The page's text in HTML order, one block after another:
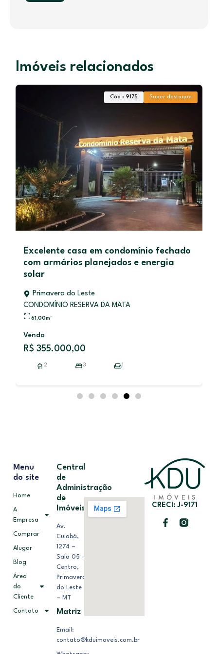
Imóveis relacionados
Cód : 9175 Super destaque
Excelente casa em condomínio fechado
com armários planejados e energia
solar
Primavera do Leste
CONDOMÍNIO RESERVA DA MATA
61,00m²
Venda
R$ 355.000,00
2 3 1
CRECI: J-9171
Menu
do site
Home
A
Empresa
Comprar
Alugar
Blog
Área
do
Cliente
Contato
Central
de
Administração
de
Imóveis
Av.
Cuiabá,
1274 –
Sala 05 –
Centro,
Primavera
do Leste
– MT
Matriz
Email:
contato@kduimoveis.com.br